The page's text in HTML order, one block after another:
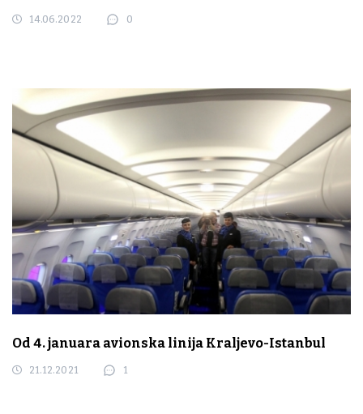
14.06.2022 0
Od 4. januara avionska linija Kraljevo-Istanbul
21.12.2021 1